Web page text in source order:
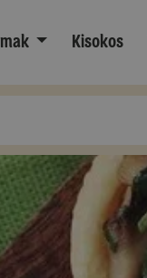
Kisokos